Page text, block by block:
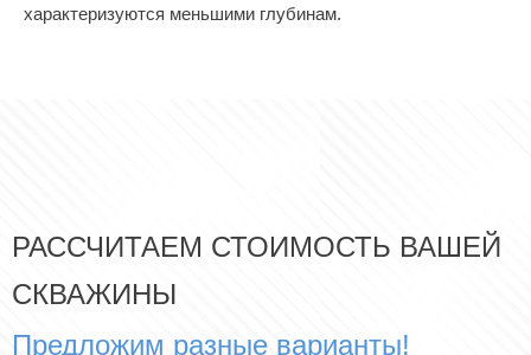
характеризуются меньшими глубинам.
РАССЧИТАЕМ СТОИМОСТЬ ВАШЕЙ
СКВАЖИНЫ
Предложим разные варианты!